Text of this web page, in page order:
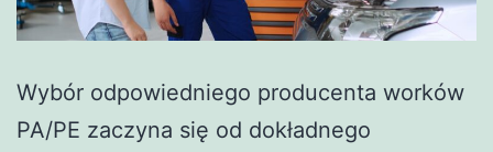
Wybór odpowiedniego producenta worków
PA/PE zaczyna się od dokładnego